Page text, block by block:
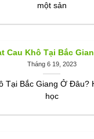
một sản
Cau Khô Tại Bắc
Tháng 6 19, 2023
Tại Bắc Giang Ở Đâu?
học